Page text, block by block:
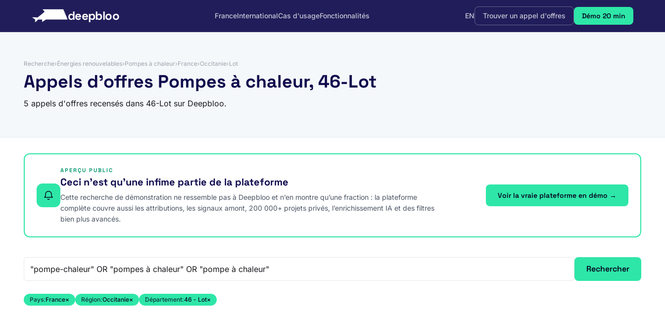
deepbloo FranceInternationalCas d'usageFonctionnalités EN Trouver un appel d'offres Démo 20 min
Recherche›Énergies renouvelables›Pompes à chaleur›France›Occitanie›Lot
Appels d'offres Pompes à chaleur, 46-Lot
5 appels d'offres recensés dans 46-Lot sur Deepbloo.
APERÇU PUBLIC
Ceci n’est qu’une infime partie de la plateforme
Cette recherche de démonstration ne ressemble pas à Deepbloo et n’en montre qu’une fraction : la plateforme
complète couvre aussi les attributions, les signaux amont, 200 000+ projets privés, l’enrichissement IA et des filtres
bien plus avancés.
Voir la vraie plateforme en démo →
Rechercher
Pays:France× Région:Occitanie× Département:46 - Lot×